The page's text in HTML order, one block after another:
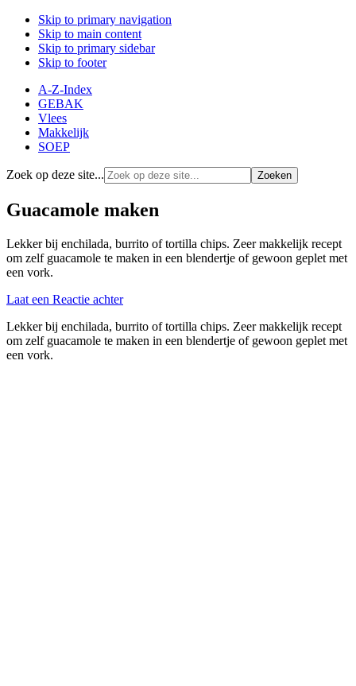
Skip to primary navigation
Skip to main content
Skip to primary sidebar
Skip to footer
A-Z-Index
GEBAK
Vlees
Makkelijk
SOEP
Zoek op deze site...
Guacamole maken
Lekker bij enchilada, burrito of tortilla chips. Zeer makkelijk recept
om zelf guacamole te maken in een blendertje of gewoon geplet met
een vork.
Laat een Reactie achter
Lekker bij enchilada, burrito of tortilla chips. Zeer makkelijk recept
om zelf guacamole te maken in een blendertje of gewoon geplet met
een vork.